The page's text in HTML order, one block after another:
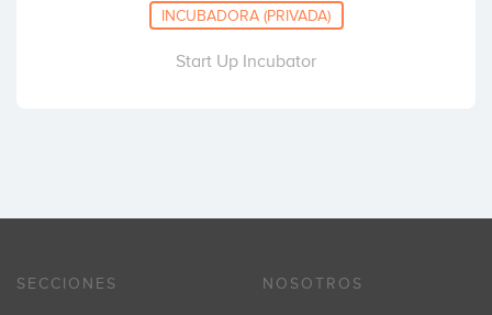
Savelist
Fashion-Accessories (+9)
INCUBADORA (PRIVADA)
Start Up Incubator
SECCIONES NOSOTROS